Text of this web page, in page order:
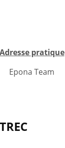
Adresse pratique
Epona Team
recyclage